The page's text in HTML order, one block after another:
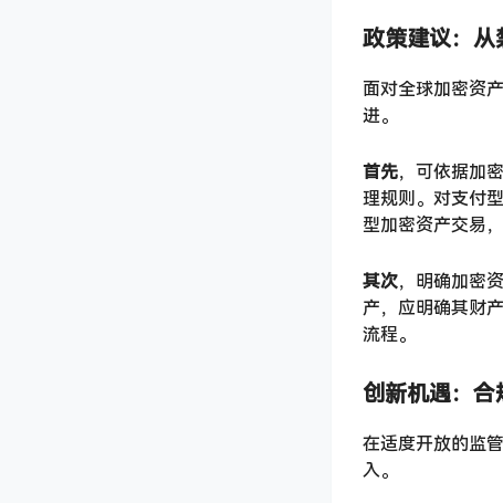
政策建议：从
面对全球加密资
进。
首先，可依据加
理规则。对支付
型加密资产交易
其次，明确加密
产，应明确其财
流程。
创新机遇：合
在适度开放的监
入。